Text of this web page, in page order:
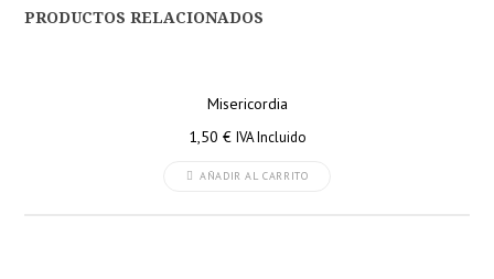
PRODUCTOS RELACIONADOS
Misericordia
1,50 € IVA Incluido
AÑADIR AL CARRITO